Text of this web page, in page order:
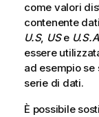
come valori
contenente
U.S, USe U.S.A
essere
ad esempio
serie di dati.
È possibile